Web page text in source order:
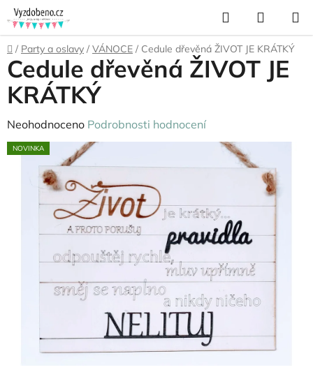
Přejít
na
obsah
Hledat
KOŠÍK
Domů
/ Party a oslavy / VÁNOCE / Cedule dřevěná ŽIVOT JE KRÁTKÝ
Cedule dřevěná ŽIVOT JE
KRÁTKÝ
Průměrné
hodnocení
hvězdiček.
Neohodnoceno Podrobnosti hodnocení
NOVINKA